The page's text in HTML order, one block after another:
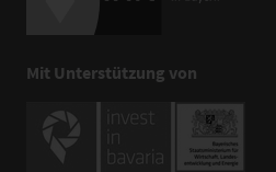
Mit Unterstützung von